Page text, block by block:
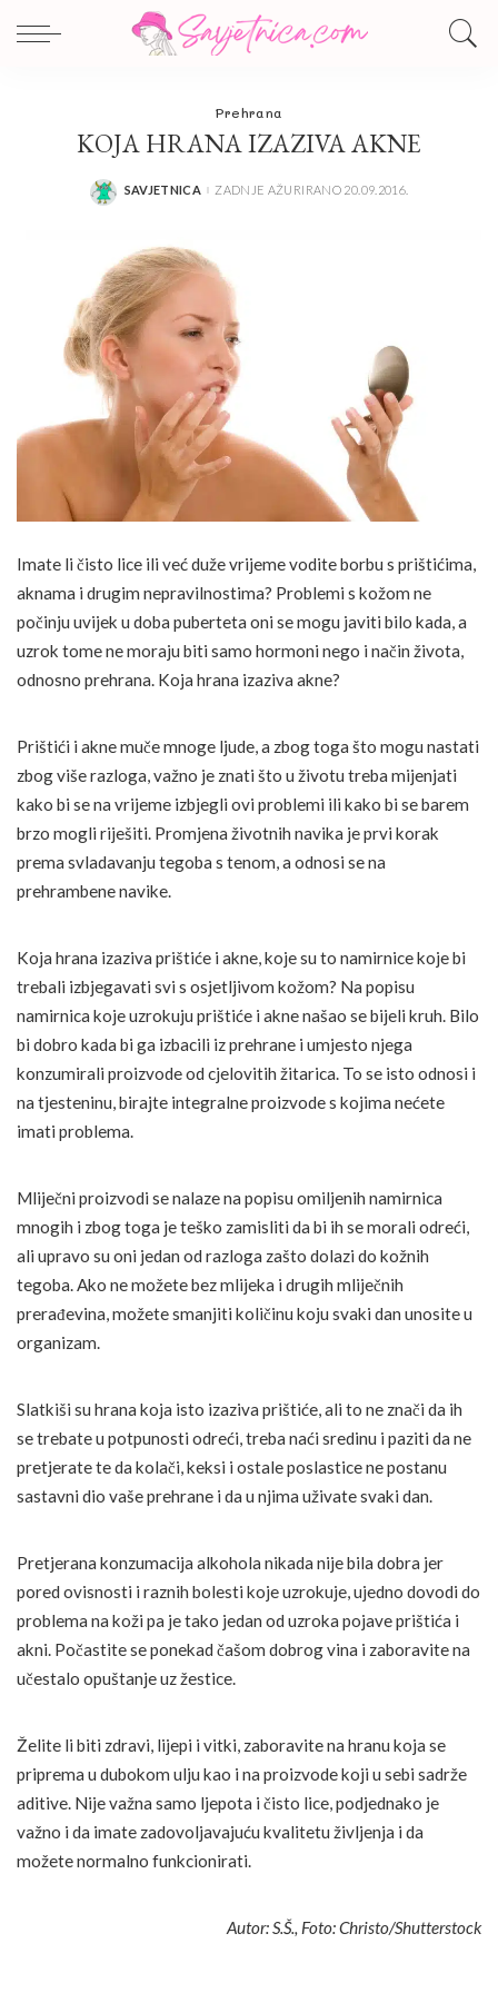
Prehrana
KOJA HRANA IZAZIVA AKNE
POSTED
SAVJETNICA ZADNJE AŽURIRANO 20.09.2016.
Imate li čisto lice ili već duže vrijeme vodite borbu s prištićima,
aknama i drugim nepravilnostima? Problemi s kožom ne
počinju uvijek u doba puberteta oni se mogu javiti bilo kada, a
uzrok tome ne moraju biti samo hormoni nego i način života,
odnosno prehrana. Koja hrana izaziva akne?
Prištići i akne muče mnoge ljude, a zbog toga što mogu nastati
zbog više razloga, važno je znati što u životu treba mijenjati
kako bi se na vrijeme izbjegli ovi problemi ili kako bi se barem
brzo mogli riješiti. Promjena životnih navika je prvi korak
prema svladavanju tegoba s tenom, a odnosi se na
prehrambene navike.
Koja hrana izaziva prištiće i akne, koje su to namirnice koje bi
trebali izbjegavati svi s osjetljivom kožom? Na popisu
namirnica koje uzrokuju prištiće i akne našao se bijeli kruh. Bilo
bi dobro kada bi ga izbacili iz prehrane i umjesto njega
konzumirali proizvode od cjelovitih žitarica. To se isto odnosi i
na tjesteninu, birajte integralne proizvode s kojima nećete
imati problema.
Mliječni proizvodi se nalaze na popisu omiljenih namirnica
mnogih i zbog toga je teško zamisliti da bi ih se morali odreći,
ali upravo su oni jedan od razloga zašto dolazi do kožnih
tegoba. Ako ne možete bez mlijeka i drugih mliječnih
prerađevina, možete smanjiti količinu koju svaki dan unosite u
organizam.
Slatkiši su hrana koja isto izaziva prištiće, ali to ne znači da ih
se trebate u potpunosti odreći, treba naći sredinu i paziti da ne
pretjerate te da kolači, keksi i ostale poslastice ne postanu
sastavni dio vaše prehrane i da u njima uživate svaki dan.
Pretjerana konzumacija alkohola nikada nije bila dobra jer
pored ovisnosti i raznih bolesti koje uzrokuje, ujedno dovodi do
problema na koži pa je tako jedan od uzroka pojave prištića i
akni. Počastite se ponekad čašom dobrog vina i zaboravite na
učestalo opuštanje uz žestice.
Želite li biti zdravi, lijepi i vitki, zaboravite na hranu koja se
priprema u dubokom ulju kao i na proizvode koji u sebi sadrže
aditive. Nije važna samo ljepota i čisto lice, podjednako je
važno i da imate zadovoljavajuću kvalitetu življenja i da
možete normalno funkcionirati.
Autor: S.Š., Foto: Christo/Shutterstock